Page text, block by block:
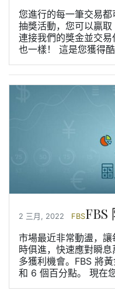
您進行的每一筆交易
抽獎活動，您可以贏取
連接我們的獎金並交
也一樣！ 這是您獲得
2 三月, 2022 FBSFBS
市場最近非常動盪，
時俱進，快速應對瞬
多獲利機會。FBS 將
和 6 個百分點。 現在